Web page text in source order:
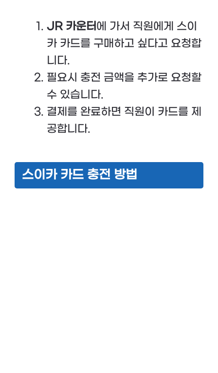
JR 카운터에 가서 직원에게 스이
카 카드를 구매하고 싶다고 요청합
니다.
필요시 충전 금액을 추가로 요청할
수 있습니다.
결제를 완료하면 직원이 카드를 제
공합니다.
스이카 카드 충전 방법